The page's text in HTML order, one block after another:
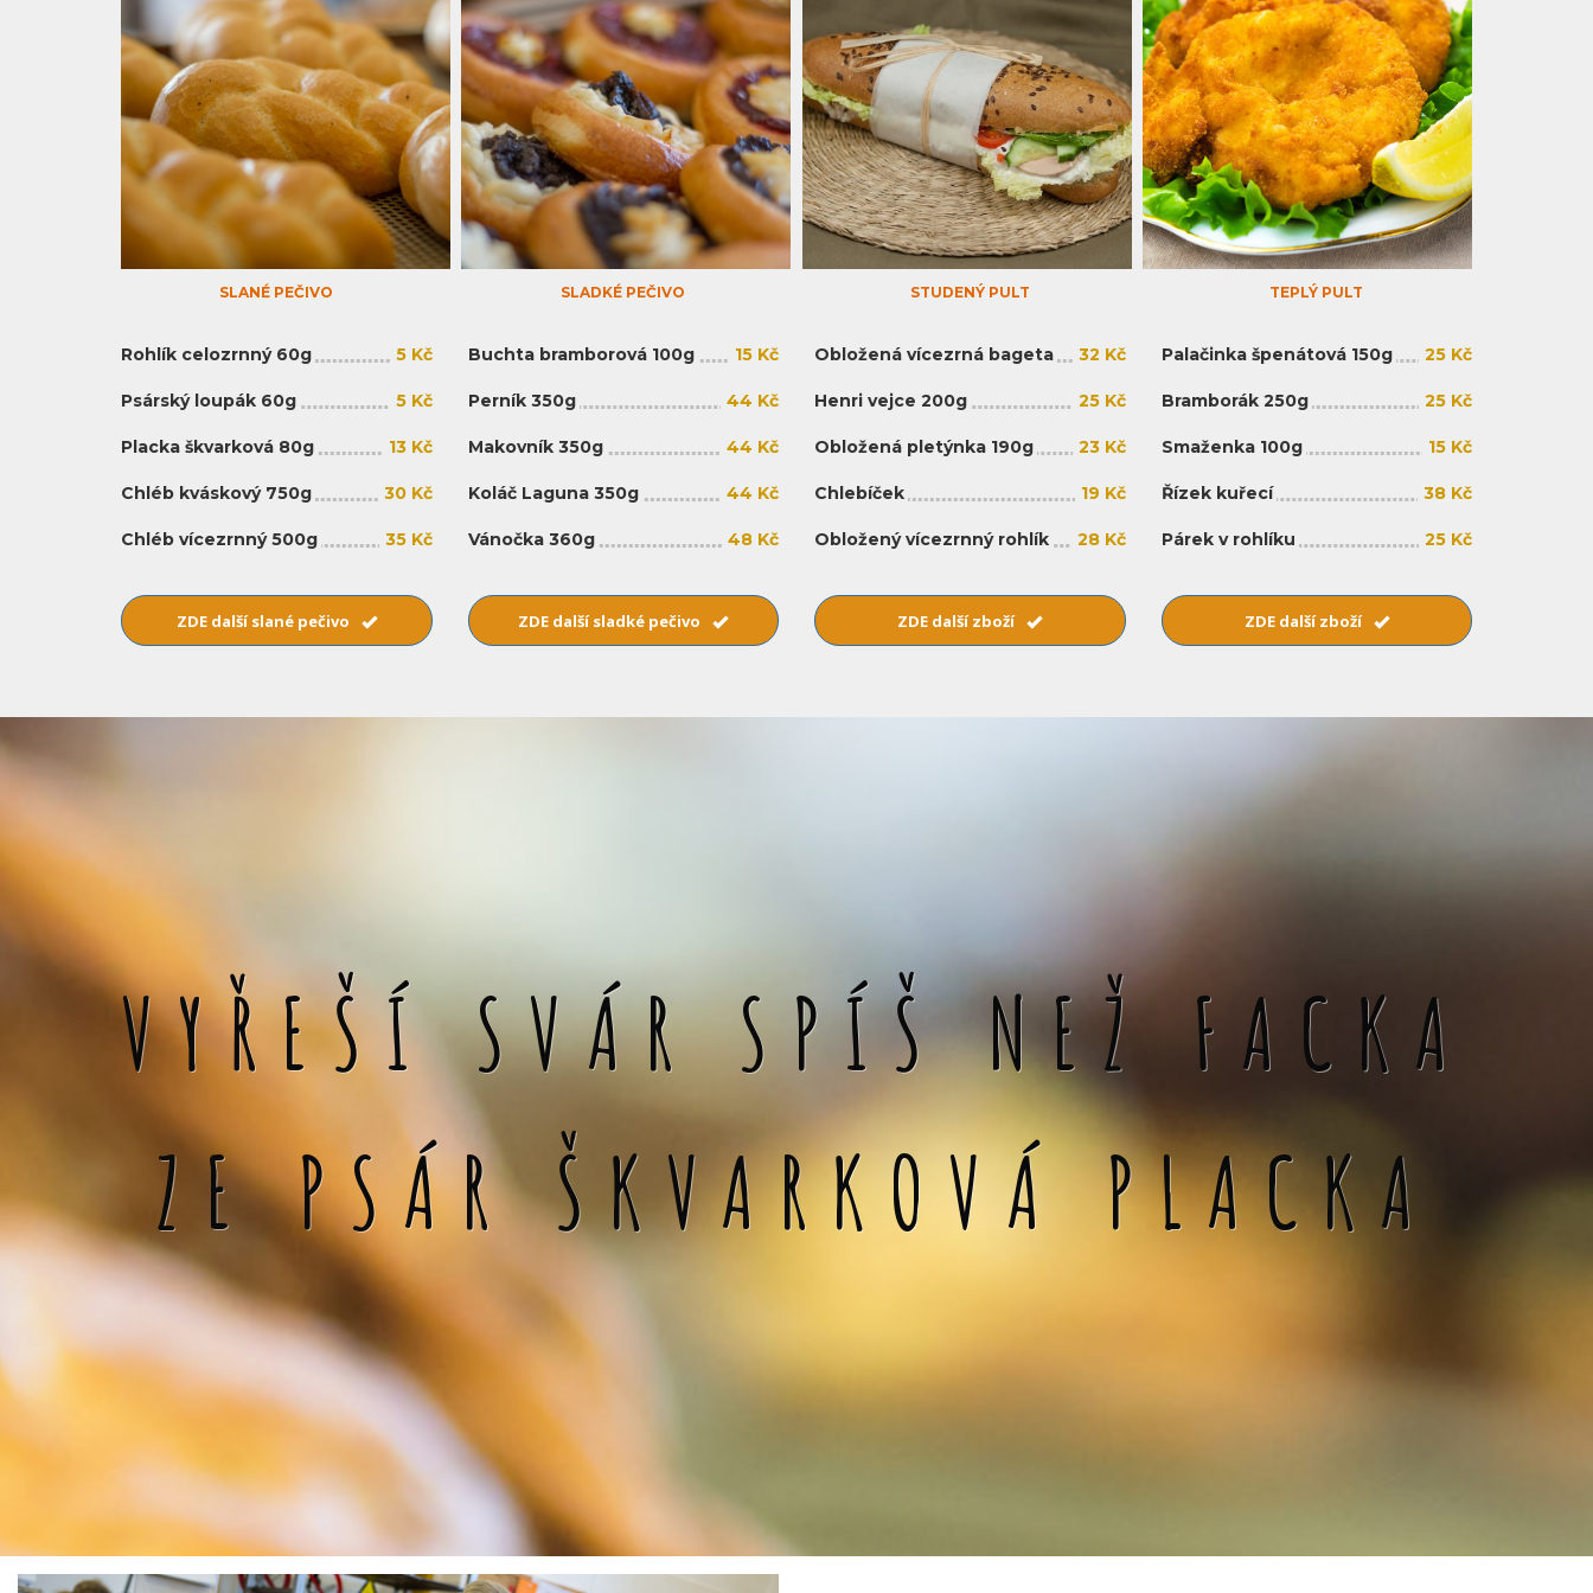
SLANÉ PEČIVO
Rohlík celozrnný 60g 5 Kč
Psárský loupák 60g 5 Kč
Placka škvarková 80g 13 Kč
Chléb kváskový 750g 30 Kč
Chléb vícezrnný 500g 35 Kč
ZDE další slané pečivo
SLADKÉ PEČIVO
Buchta bramborová 100g 15 Kč
Perník 350g 44 Kč
Makovník 350g 44 Kč
Koláč Laguna 350g 44 Kč
Vánočka 360g 48 Kč
ZDE další sladké pečivo
STUDENÝ PULT
Obložená vícezrná bageta 32 Kč
Henri vejce 200g 25 Kč
Obložená pletýnka 190g 23 Kč
Chlebíček 19 Kč
Obložený vícezrnný rohlík 28 Kč
ZDE další zboží
TEPLÝ PULT
Palačinka špenátová 150g 25 Kč
Bramborák 250g 25 Kč
Smaženka 100g 15 Kč
Řízek kuřecí 38 Kč
Párek v rohlíku 25 Kč
ZDE další zboží
VYŘEŠÍ SVÁR SPÍŠ NEŽ FACKA
ZE PSÁR ŠKVARKOVÁ PLACKA